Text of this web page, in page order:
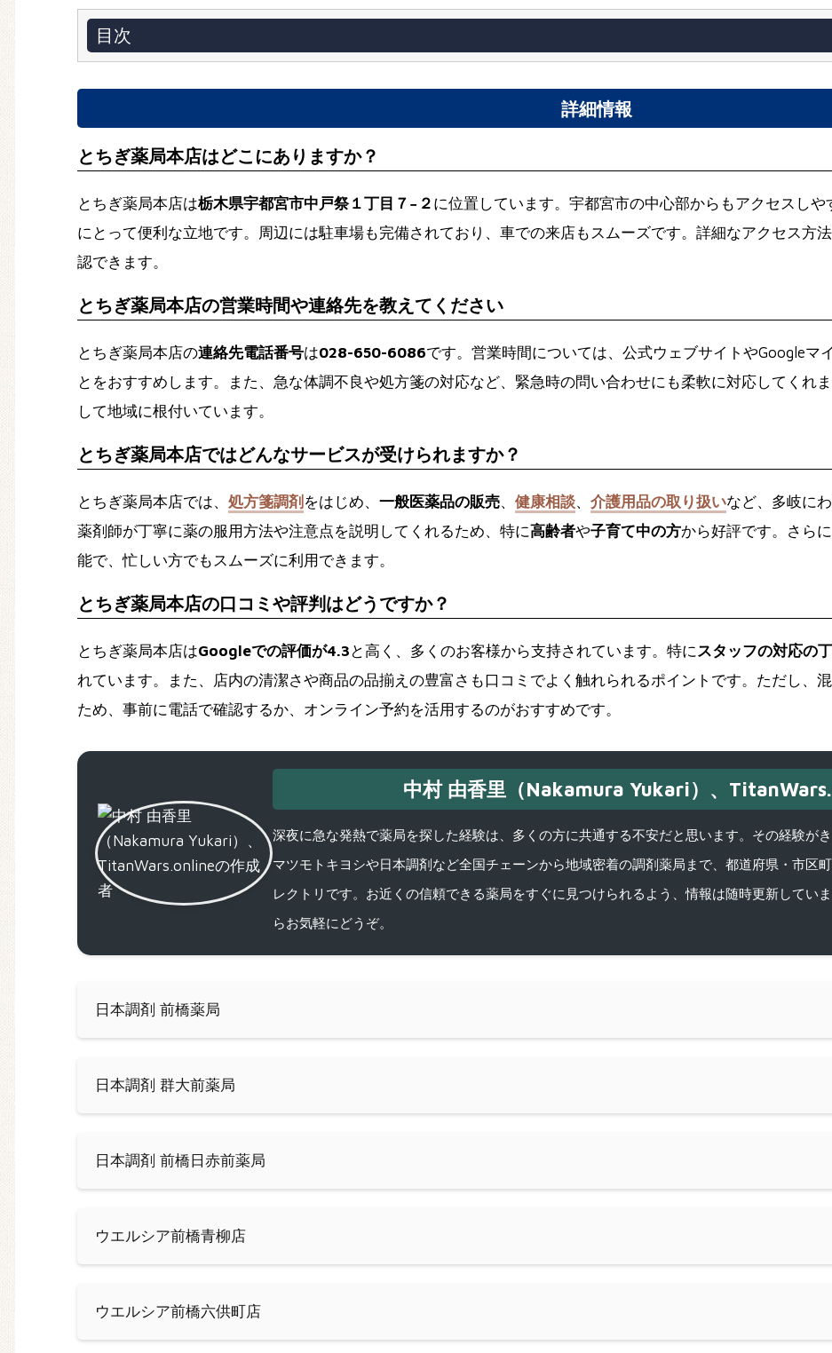
目次
詳細情報
とちぎ薬局本店はどこにありますか？
とちぎ薬局本店は栃木県宇都宮市中戸祭１丁目７−２ に位置しています。宇都宮市の中心部からもアクセスし
にとって便利な立地です。周辺には駐車場も完備されており、車での来店もスムーズです。詳細なアクセス方
認できます。
とちぎ薬局本店の営業時間や連絡先を教えてください
とちぎ薬局本店の連絡先電話番号は028-650-6086です。営業時間については、公式ウェブサイトやGoogleマ
とをおすすめします。また、急な体調不良や処方箋の対応など、緊急時の問い合わせにも柔軟に対応してくれ
して地域に根付いています。
とちぎ薬局本店ではどんなサービスが受けられますか？
とちぎ薬局本店では、 処方箋調剤 をはじめ、 一般医薬品の販売、 健康相談、 介護用品の取り扱いなど、多岐に
薬剤師が丁寧に薬の服用方法や注意点を説明してくれるため、特に高齢者や子育て中の方から好評です。さら
能で、忙しい方でもスムーズに利用できます。
とちぎ薬局本店の口コミや評判はどうですか？
とちぎ薬局本店はGoogleでの評価が4.3 と高く、多くのお客様から支持されています。特に スタッフの対応の
れています。また、店内の清潔さや商品の品揃えの豊富さも口コミでよく触れられるポイントです。ただし、
ため、事前に電話で確認するか、オンライン予約を活用するのがおすすめです。
中村 由香里（Nakamura Yukari）、
深夜に急な発熱で薬局を探した経験は、多くの方に共通する不安だと思います。その経験が
マツモトキヨシや日本調剤など全国チェーンから地域密着の調剤薬局まで、都道府県・市区
レクトリです。お近くの信頼できる薬局をすぐに見つけられるよう、情報は随時更新してい
らお気軽にどうぞ。
日本調剤 前橋薬局
日本調剤 群大前薬局
日本調剤 前橋日赤前薬局
ウエルシア前橋青柳店
ウエルシア前橋六供町店